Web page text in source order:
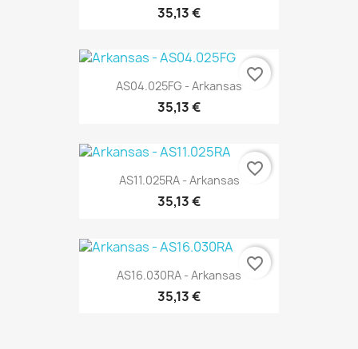
35,13 €
AS04.025FG - Arkansas
35,13 €
favorite_border
AS11.025RA - Arkansas
35,13 €
favorite_border
AS16.030RA - Arkansas
35,13 €
favorite_border